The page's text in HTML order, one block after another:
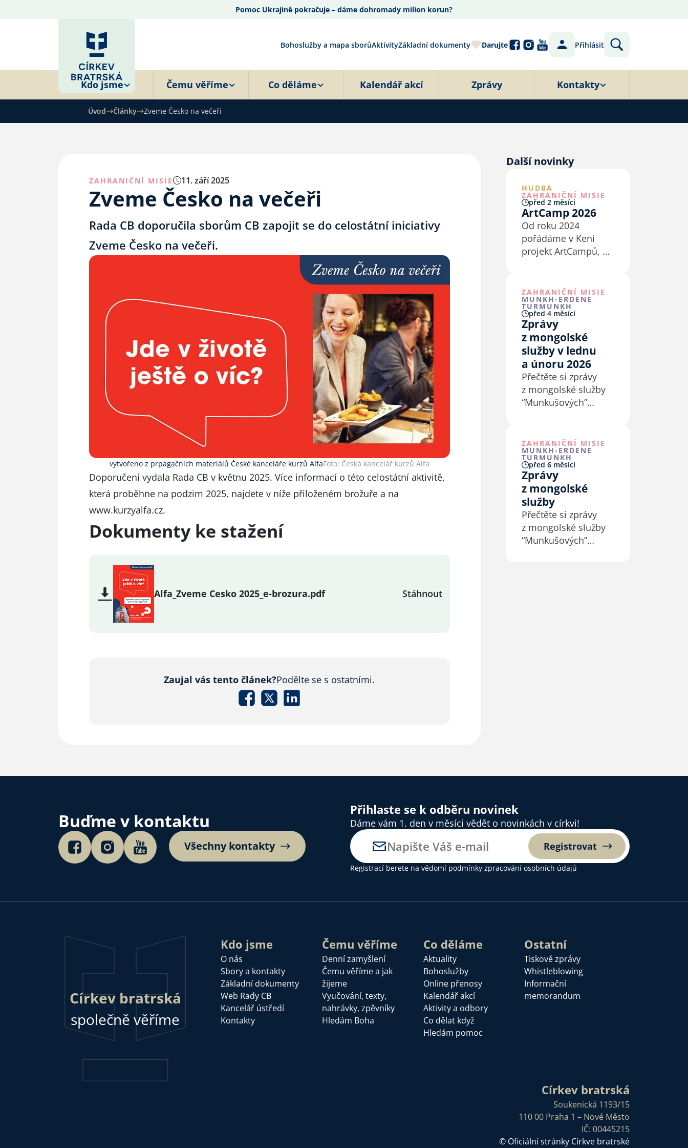
Pomoc Ukrajině pokračuje – dáme dohromady milion korun?
Bohoslužby a mapa sborůAktivityZákladní dokumenty Darujte Přihlásit
Kdo jsme Čemu věříme Co děláme Kalendář akcí Zprávy Kontakty
Úvod Články Zveme Česko na večeři
ZAHRANIČNÍ MISIE 11. září 2025
Zveme Česko na večeři
Rada CB doporučila sborům CB zapojit se do celostátní iniciativy
Zveme Česko na večeři.
vytvořeno z prpagačních materiálů České kanceláře kurzů AlfaFoto: Česká kancelář kurzů Alfa
Doporučení vydala Rada CB v květnu 2025. Více informací o této celostátní aktivitě,
která proběhne na podzim 2025, najdete v níže přiloženém brožuře a na
www.kurzyalfa.cz.
Dokumenty ke stažení
Alfa_Zveme Cesko 2025_e-brozura.pdf Stáhnout
Zaujal vás tento článek?Podělte se s ostatními.
Další novinky
HUDBA
ZAHRANIČNÍ MISIE
před 2 měsíci
ArtCamp 2026
Od roku 2024
pořádáme v Keni
projekt ArtCampů, po
v Litomyšli… jen
trochu jinak, jelikož
jsme jinde.
ZAHRANIČNÍ MISIE
MUNKH-ERDENE
TURMUNKH
před 4 měsíci
Zprávy
z mongolské
služby v lednu
a únoru 2026
Přečtěte si zprávy
z mongolské služby
“Munkušových”
ZAHRANIČNÍ MISIE
MUNKH-ERDENE
TURMUNKH
před 6 měsíci
Zprávy
z mongolské
služby
Přečtěte si zprávy
z mongolské služby
“Munkušových”
Buďme v kontaktu
Všechny kontakty
Přihlaste se k odběru novinek
Dáme vám 1. den v měsíci vědět o novinkách v církvi!
Registrovat
Registrací berete na vědomí podmínky zpracování osobních údajů
Církev bratrská
společně věříme
Kdo jsme
O nás
Sbory a kontakty
Základní dokumenty
Web Rady CB
Kancelář ústředí
Kontakty
Čemu věříme
Denní zamyšlení
Čemu věříme a jak
žijeme
Vyučování, texty,
nahrávky, zpěvníky
Hledám Boha
Co děláme
Aktuality
Bohoslužby
Online přenosy
Kalendář akcí
Aktivity a odbory
Co dělat když
Hledám pomoc
Ostatní
Tiskové zprávy
Whistleblowing
Informační
memorandum
Církev bratrská
Soukenická 1193/15
110 00 Praha 1 – Nové Město
IČ: 00445215
© Oficiální stránky Církve bratrské